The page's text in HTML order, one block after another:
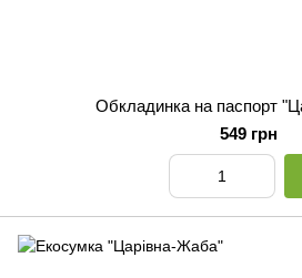
Обкладинка на паспорт
549 грн